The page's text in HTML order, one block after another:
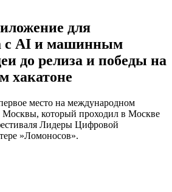
для
с AI и машинным
до релиза и победы на
хакатоне
место на международном
который проходил в Москве
Лидеры Цифровой
»Ломоносов».